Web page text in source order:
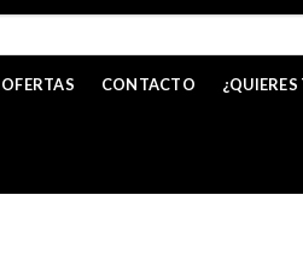
OFERTAS CONTACTO